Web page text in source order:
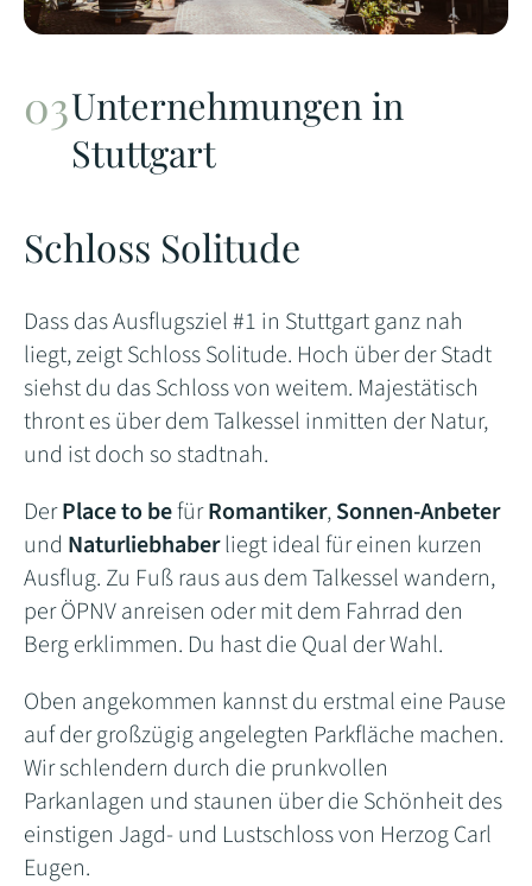
Unternehmungen in
Stuttgart
Schloss Solitude
Dass das Ausflugsziel #1 in Stuttgart ganz nah
liegt, zeigt Schloss Solitude. Hoch über der Stadt
siehst du das Schloss von weitem. Majestätisch
thront es über dem Talkessel inmitten der Natur,
und ist doch so stadtnah.
DerPlace to befürRomantiker,Sonnen-Anbeter
und Naturliebhaberliegt ideal für einen kurzen
Ausflug. Zu Fuß raus aus dem Talkessel wandern,
per ÖPNV anreisen oder mit dem Fahrrad den
Berg erklimmen. Du hast die Qual der Wahl.
Oben angekommen kannst du erstmal eine Pause
auf der großzügig angelegten Parkfläche machen.
Wir schlendern durch die prunkvollen
Parkanlagen und staunen über die Schönheit des
einstigen Jagd- und Lustschloss von Herzog Carl
Eugen.